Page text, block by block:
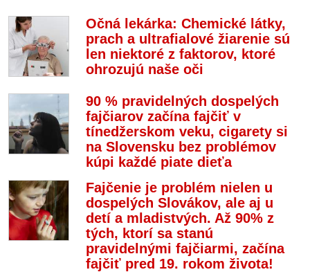
Očná lekárka: Chemické látky,
prach a ultrafialové žiarenie sú
len niektoré z faktorov, ktoré
ohrozujú naše oči
90 % pravidelných dospelých
fajčiarov začína fajčiť v
tínedžerskom veku, cigarety si
na Slovensku bez problémov
kúpi každé piate dieťa
Fajčenie je problém nielen u
dospelých Slovákov, ale aj u
detí a mladistvých. Až 90% z
tých, ktorí sa stanú
pravidelnými fajčiarmi, začína
fajčiť pred 19. rokom života!